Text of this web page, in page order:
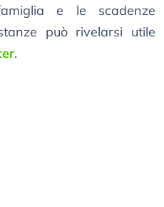
e le scadenze
può rivelarsi utile
.